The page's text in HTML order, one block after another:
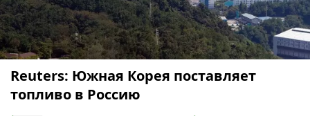
Reuters: Южная Корея поставляет
топливо в Россию